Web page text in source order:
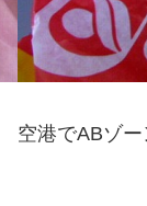
空港でABゾ